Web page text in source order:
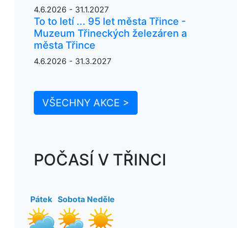
4.6.2026 - 31.1.2027
To to letí ... 95 let města Třince -
Muzeum Třineckých železáren a
města Třince
4.6.2026 - 31.3.2027
VŠECHNY AKCE >
POČASÍ V TŘINCI
Pátek Sobota Neděle